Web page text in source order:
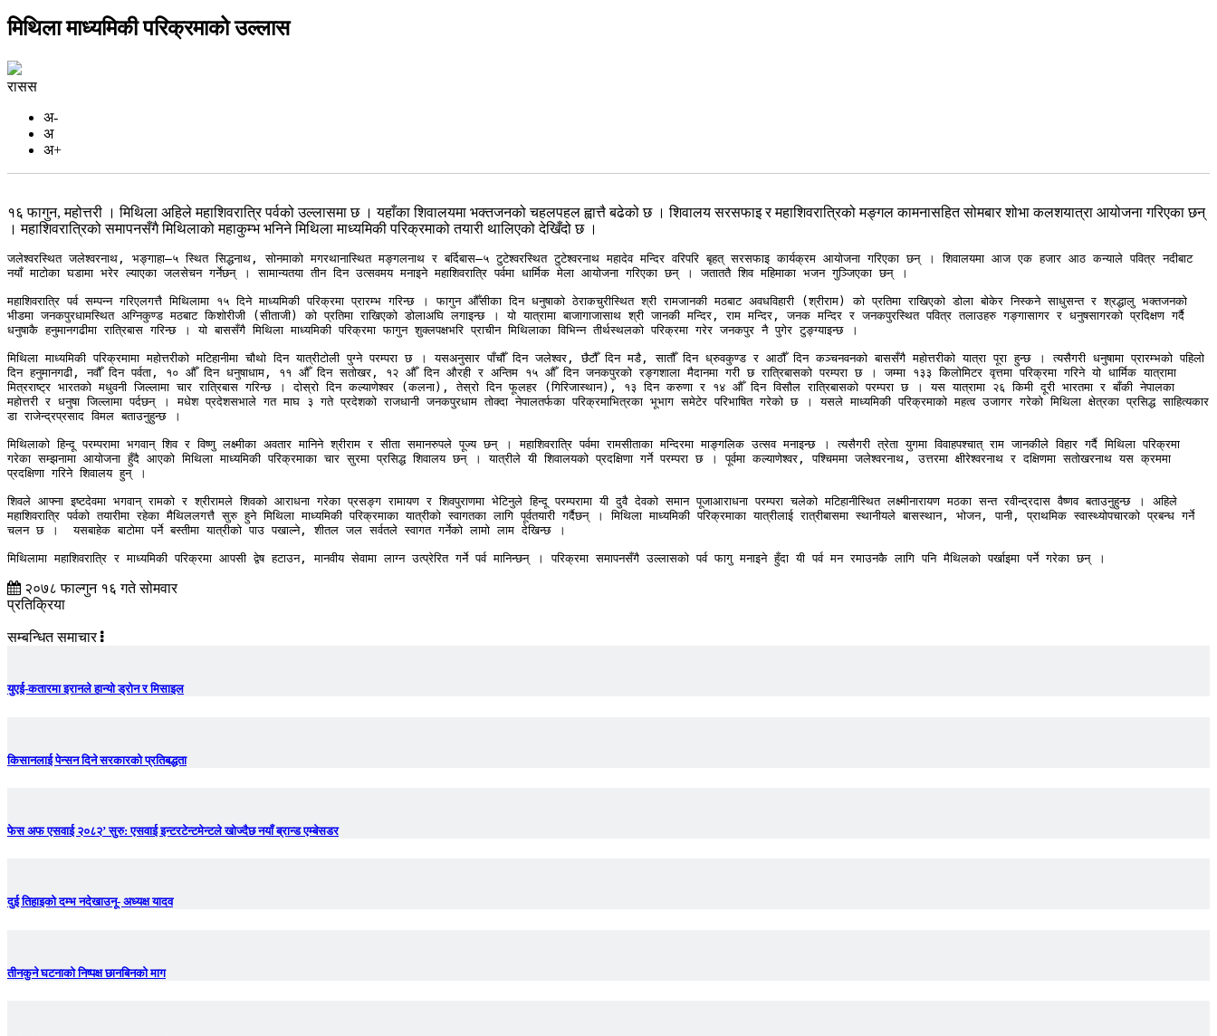
मिथिला माध्यमिकी परिक्रमाको उल्लास
रासस
अ-
अ
अ+
१६ फागुन, महोत्तरी । मिथिला अहिले महाशिवरात्रि पर्वको उल्लासमा छ । यहाँका शिवालयमा भक्तजनको चहलपहल ह्वात्तै बढेको छ । शिवालय सरसफाइ र महाशिवरात्रिको मङ्गल कामनासहित सोमबार शोभा कलशयात्रा आयोजना गरिएका छन्
। महाशिवरात्रिको समापनसँगै मिथिलाको महाकुम्भ भनिने मिथिला माध्यमिकी परिक्रमाको तयारी थालिएको देखिँदो छ ।
जलेश्वरस्थित जलेश्वरनाथ, भङ्गाहा–५ स्थित सिद्धनाथ, सोनमाको मगरथानास्थित मङ्गलनाथ र बर्दिबास–५ टुटेश्वरस्थित टुटेश्वरनाथ महादेव मन्दिर वरिपरि बृहत् सरसफाइ कार्यक्रम आयोजना गरिएका छन् । शिवालयमा आज एक हजार आठ कन्याले पवित्र नदीबाट
नयाँ माटोका घडामा भरेर ल्याएका जलसेचन गर्नेछन् । सामान्यतया तीन दिन उत्सवमय मनाइने महाशिवरात्रि पर्वमा धार्मिक मेला आयोजना गरिएका छन् । जताततै शिव महिमाका भजन गुञ्जिएका छन् ।
महाशिवरात्रि पर्व सम्पन्न गरिएलगत्तै मिथिलामा १५ दिने माध्यमिकी परिक्रमा प्रारम्भ गरिन्छ । फागुन औँसीका दिन धनुषाको ठेराकचुरीस्थित श्री रामजानकी मठबाट अवधविहारी (श्रीराम) को प्रतिमा राखिएको डोला बोकेर निस्कने साधुसन्त र श्रद्धालु भक्तजनको
भीडमा जनकपुरधामस्थित अग्निकुण्ड मठबाट किशोरीजी (सीताजी) को प्रतिमा राखिएको डोलाअघि लगाइन्छ । यो यात्रामा बाजागाजासाथ श्री जानकी मन्दिर, राम मन्दिर, जनक मन्दिर र जनकपुरस्थित पवित्र तलाउहरु गङ्गासागर र धनुषसागरको प्रदिक्षण गर्दै
धनुषाकै हनुमानगढीमा रात्रिबास गरिन्छ । यो बाससँगै मिथिला माध्यमिकी परिक्रमा फागुन शुक्लपक्षभरि प्राचीन मिथिलाका विभिन्न तीर्थस्थलको परिक्रमा गरेर जनकपुर नै पुगेर टुङ्ग्याइन्छ ।
मिथिला माध्यमिकी परिक्रमामा महोत्तरीको मटिहानीमा चौथो दिन यात्रीटोली पुग्ने परम्परा छ । यसअनुसार पाँचौँ दिन जलेश्वर, छैटौँ दिन मडै, सातौँ दिन ध्रुवकुण्ड र आठौँ दिन कञ्चनवनको बाससँगै महोत्तरीको यात्रा पूरा हुन्छ । त्यसैगरी धनुषामा प्रारम्भको पहिलो
दिन हनुमानगढी, नवौँ दिन पर्वता, १० औँ दिन धनुषाधाम, ११ औँ दिन सतोखर, १२ औँ दिन औरही र अन्तिम १५ औँ दिन जनकपुरको रङ्गशाला मैदानमा गरी छ रात्रिबासको परम्परा छ । जम्मा १३३ किलोमिटर वृत्तमा परिक्रमा गरिने यो धार्मिक यात्रामा
मित्रराष्ट्र भारतको मधुवनी जिल्लामा चार रात्रिबास गरिन्छ । दोस्रो दिन कल्याणेश्वर (कलना), तेस्रो दिन फूलहर (गिरिजास्थान), १३ दिन करुणा र १४ औँ दिन विसौल रात्रिबासको परम्परा छ । यस यात्रामा २६ किमी दूरी भारतमा र बाँकी नेपालका
महोत्तरी र धनुषा जिल्लामा पर्दछन् । मधेश प्रदेशसभाले गत माघ ३ गते प्रदेशको राजधानी जनकपुरधाम तोक्दा नेपालतर्फका परिक्रमाभित्रका भूभाग समेटेर परिभाषित गरेको छ । यसले माध्यमिकी परिक्रमाको महत्व उजागर गरेको मिथिला क्षेत्रका प्रसिद्ध साहित्यकार
डा राजेन्द्रप्रसाद विमल बताउनुहुन्छ ।
मिथिलाको हिन्दू परम्परामा भगवान् शिव र विष्णु लक्ष्मीका अवतार मानिने श्रीराम र सीता समानरुपले पूज्य छन् । महाशिवरात्रि पर्वमा रामसीताका मन्दिरमा माङ्गलिक उत्सव मनाइन्छ । त्यसैगरी त्रेता युगमा विवाहपश्चात् राम जानकीले विहार गर्दै मिथिला परिक्रमा
गरेका सम्झनामा आयोजना हुँदै आएको मिथिला माध्यमिकी परिक्रमाका चार सुरमा प्रसिद्ध शिवालय छन् । यात्रीले यी शिवालयको प्रदक्षिणा गर्ने परम्परा छ । पूर्वमा कल्याणेश्वर, पश्चिममा जलेश्वरनाथ, उत्तरमा क्षीरेश्वरनाथ र दक्षिणमा सतोखरनाथ यस क्रममा
प्रदक्षिणा गरिने शिवालय हुन् ।
शिवले आफ्ना इष्टदेवमा भगवान् रामको र श्रीरामले शिवको आराधना गरेका प्रसङ्ग रामायण र शिवपुराणमा भेटिनुले हिन्दू परम्परामा यी दुवै देवको समान पूजाआराधना परम्परा चलेको मटिहानीस्थित लक्ष्मीनारायण मठका सन्त रवीन्द्रदास वैष्णव बताउनुहुन्छ । अहिले
महाशिवरात्रि पर्वको तयारीमा रहेका मैथिललगत्तै सुरु हुने मिथिला माध्यमिकी परिक्रमाका यात्रीको स्वागतका लागि पूर्वतयारी गर्दैछन् । मिथिला माध्यमिकी परिक्रमाका यात्रीलाई रात्रीबासमा स्थानीयले बासस्थान, भोजन, पानी, प्राथमिक स्वास्थ्योपचारको प्रबन्ध गर्ने
चलन छ ।  यसबाहेक बाटोमा पर्ने बस्तीमा यात्रीको पाउ पखाल्ने, शीतल जल सर्वतले स्वागत गर्नेको लामो लाम देखिन्छ ।
मिथिलामा महाशिवरात्रि र माध्यमिकी परिक्रमा आपसी द्वेष हटाउन, मानवीय सेवामा लाग्न उत्प्रेरित गर्ने पर्व मानिन्छन् । परिक्रमा समापनसँगै उल्लासको पर्व फागु मनाइने हुँदा यी पर्व मन रमाउनकै लागि पनि मैथिलको पर्खाइमा पर्ने गरेका छन् ।
२०७८ फाल्गुन १६ गते सोमवार
प्रतिक्रिया
सम्बन्धित समाचार
युएई-कतारमा इरानले हान्यो ड्रोन र मिसाइल
किसानलाई पेन्सन दिने सरकारको प्रतिबद्धता
फेस अफ एसवाई २०८२’ सुरु: एसवाई इन्टरटेन्टमेन्टले खोज्दैछ नयाँ ब्रान्ड एम्बेसडर
दुई तिहाइको दम्भ नदेखाउनू- अध्यक्ष यादव
तीनकुने घटनाकाे निष्पक्ष छानबिनकाे माग